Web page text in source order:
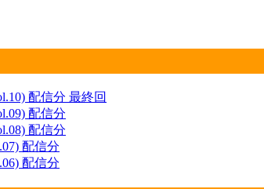
配信分 最終回
配信分
配信分
配信分
配信分